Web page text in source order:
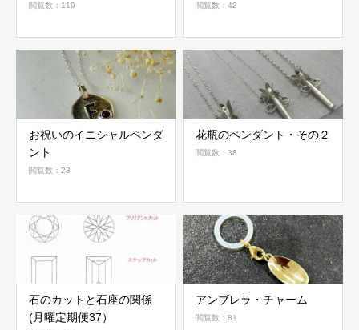
閲覧数：119 閲覧数：42
お祝いのイニシャルペンダ
ント
閲覧数：23
花瓶のペンダント・その２
閲覧数：38
石のカットと石座の関係
(月曜定期便37）
アンブレラ・チャーム
閲覧数：81